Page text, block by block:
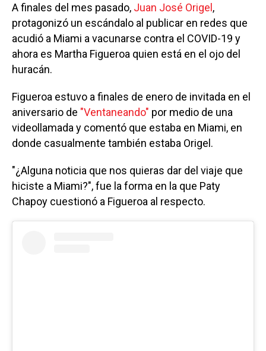
A finales del mes pasado, Juan José Origel,
protagonizó un escándalo al publicar en redes que
acudió a Miami a vacunarse contra el COVID-19 y
ahora es Martha Figueroa quien está en el ojo del
huracán.
Figueroa estuvo a finales de enero de invitada en el
aniversario de "Ventaneando" por medio de una
videollamada y comentó que estaba en Miami, en
donde casualmente también estaba Origel.
"¿Alguna noticia que nos quieras dar del viaje que
hiciste a Miami?", fue la forma en la que Paty
Chapoy cuestionó a Figueroa al respecto.